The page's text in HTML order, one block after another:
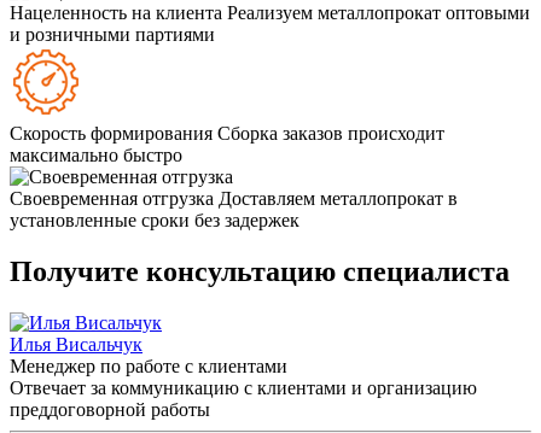
Нацеленность на клиента Реализуем металлопрокат оптовыми
и розничными партиями
Скорость формирования Сборка заказов происходит
максимально быстро
Своевременная отгрузка Доставляем металлопрокат в
установленные сроки без задержек
Получите консультацию специалиста
Илья Висальчук
Менеджер по работе с клиентами
Отвечает за коммуникацию с клиентами и организацию
преддоговорной работы